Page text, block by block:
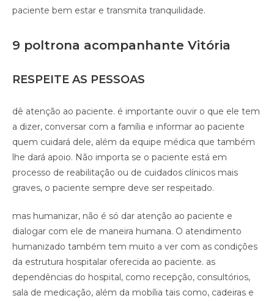
paciente bem estar e transmita tranquilidade.
9 poltrona acompanhante Vitória
RESPEITE AS PESSOAS
dê atenção ao paciente. é importante ouvir o que ele tem
a dizer, conversar com a família e informar ao paciente
quem cuidará dele, além da equipe médica que também
lhe dará apoio. Não importa se o paciente está em
processo de reabilitação ou de cuidados clínicos mais
graves, o paciente sempre deve ser respeitado.
mas humanizar, não é só dar atenção ao paciente e
dialogar com ele de maneira humana. O atendimento
humanizado também tem muito a ver com as condições
da estrutura hospitalar oferecida ao paciente. as
dependências do hospital, como recepção, consultórios,
sala de medicação, além da mobília tais como, cadeiras e